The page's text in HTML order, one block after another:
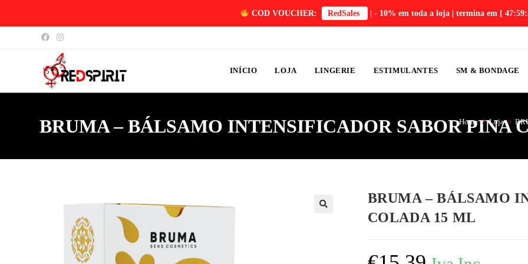
COD VOUCHER: RedSales | - 10% em toda a loja | termina em [
INÍCIO LOJA LINGERIE ESTIMULANTES SM & BONDAGE
BRUMA – BÁLSAMO INTENSIFICADOR SABOR PINA
Home > Loja >
BRUMA – BÁLSAMO
COLADA 15 ML